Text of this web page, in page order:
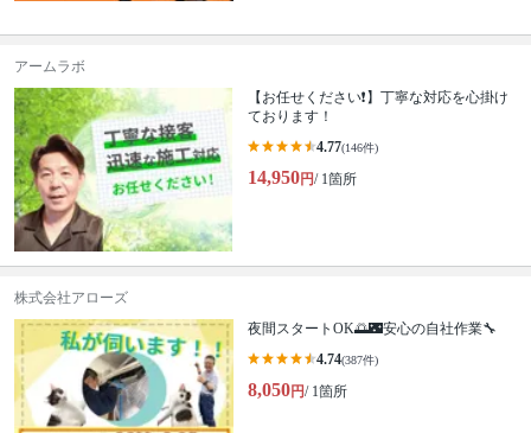
アームラボ
【お任せください❗️】丁寧な対応を心掛け
ております！
4.77(146件)
14,950円/ 1箇所
株式会社アローズ
夜間スタートOK🌅🌃安心の自社作業🔧
4.74(387件)
8,050円/ 1箇所